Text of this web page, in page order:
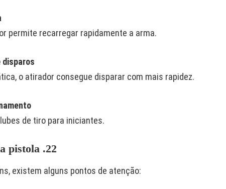
permite recarregar rapidamente a arma.
disparos
o atirador consegue disparar com mais rapidez.
de tiro para iniciantes.
pistola .22
existem alguns pontos de atenção: